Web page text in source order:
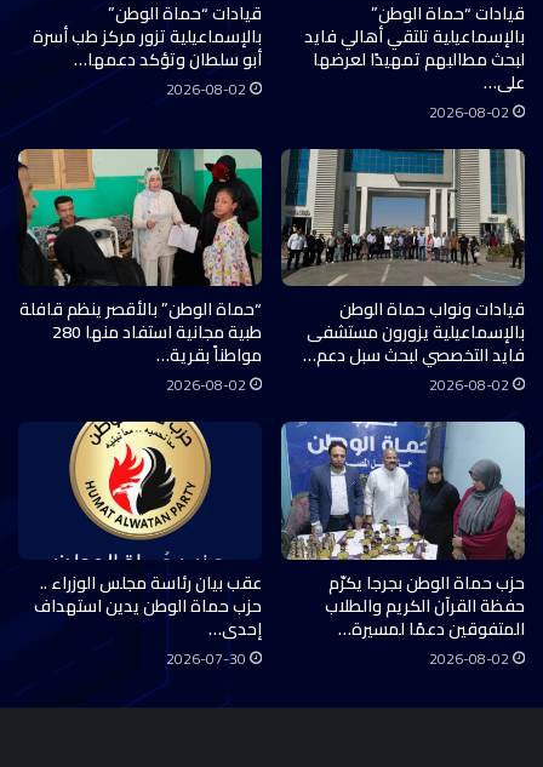
قيادات “حماة الوطن”
بالإسماعيلية تلتقي أهالي فايد
لبحث مطالبهم تمهيدًا لعرضها
على…
2026-08-02
قيادات “حماة الوطن”
بالإسماعيلية تزور مركز طب أسرة
أبو سلطان وتؤكد دعمها…
2026-08-02
قيادات ونواب حماة الوطن
بالإسماعيلية يزورون مستشفى
فايد التخصصي لبحث سبل دعم…
2026-08-02
“حماة الوطن” بالأقصر ينظم قافلة
طبية مجانية استفاد منها 280
مواطناً بقرية…
2026-08-02
حزب حماة الوطن بجرجا يكرّم
حفظة القرآن الكريم والطلاب
المتفوقين دعمًا لمسيرة…
2026-08-02
عقب بيان رئاسة مجلس الوزراء ..
حزب حماة الوطن يدين استهداف
إحدى…
2026-07-30